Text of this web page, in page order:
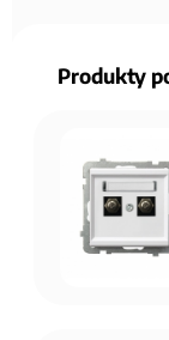
Produkty